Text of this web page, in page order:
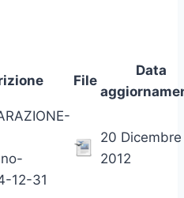
File
Data
12-31
20 Dicembre
2012